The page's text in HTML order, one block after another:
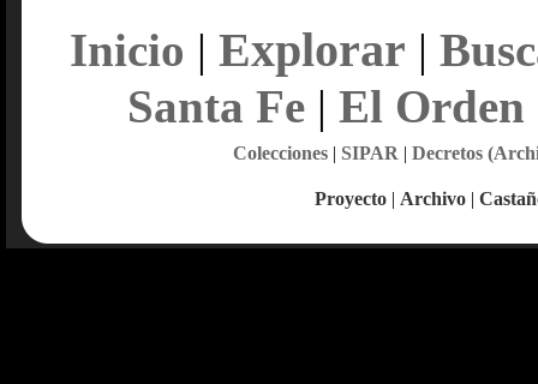
Inicio | Explorar |
Santa Fe| El Orden
Colecciones| SIPAR | Decretos
Proyecto | Archivo |